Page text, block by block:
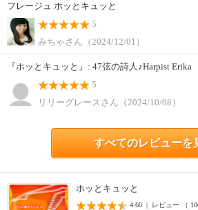
フレージュ ホッとキュッと
5
みちゃさん（2024/12/01）
『ホッとキュッと』: 47弦の詩人♪Harpist Erika
5
リリーグレースさん（2024/10/08）
すべてのレビューを
ホッとキュッと
4.60 | レビュー （